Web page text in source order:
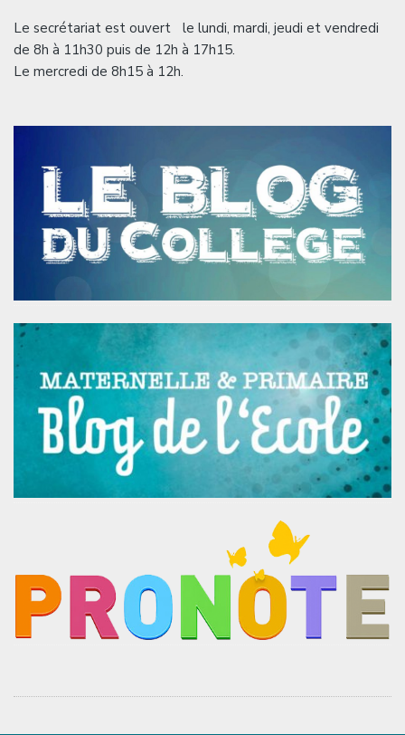
Le secrétariat est ouvert le lundi, mardi, jeudi et vendredi
de 8h à 11h30 puis de 12h à 17h15.
Le mercredi de 8h15 à 12h.